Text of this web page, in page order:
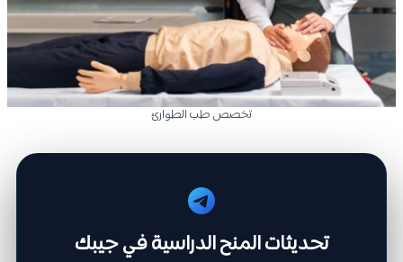
تخصص طب الطوارئ
تحديثات المنح الدراسية في جيبك